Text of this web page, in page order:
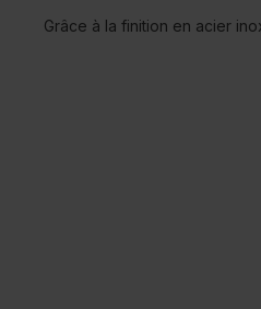
Grâce à la finition en acier